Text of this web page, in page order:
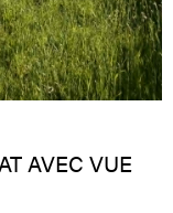
AVEC VUE